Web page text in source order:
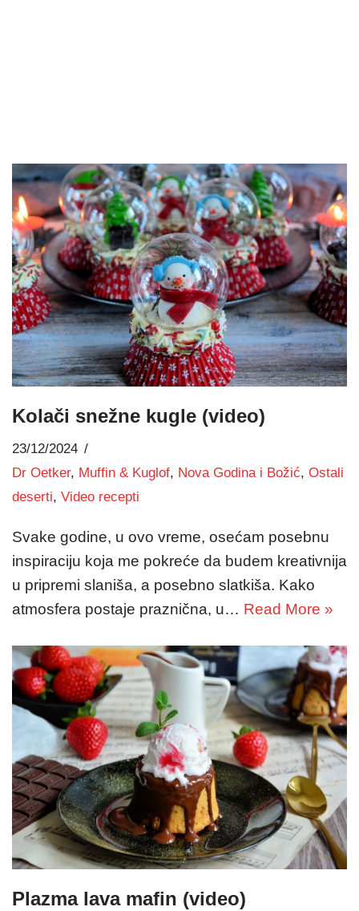
Kolači snežne kugle (video)
23/12/2024
Dr Oetker, Muffin & Kuglof, Nova Godina i Božić, Ostali
deserti, Video recepti
Svake godine, u ovo vreme, osećam posebnu
inspiraciju koja me pokreće da budem kreativnija
u pripremi slaniša, a posebno slatkiša. Kako
atmosfera postaje praznična, u… Read More »
Plazma lava mafin (video)